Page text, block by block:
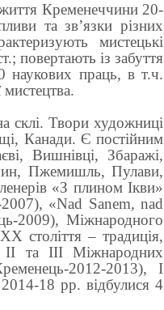
Кременеччини 20-
та зв’язки різних
мистецькі
повертають із забуття
наукових праць, в т.ч.
мистецтва.
склі. Твори художниці
Канади. Є постійним
Вишнівці, Збаражі,
Пжемишль, Пулави,
«З плином Ікви»
«Nad Sanem, nad
2009), Міжнародного
століття – традиція,
та ІІІ Міжнародних
2012-2013), І
18 рр. відбулися 4